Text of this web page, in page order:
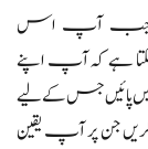
جب آپ اس
ہے کہ آپ اپنے
میں پائیں جس کے لیے
جن پر آپ یقین